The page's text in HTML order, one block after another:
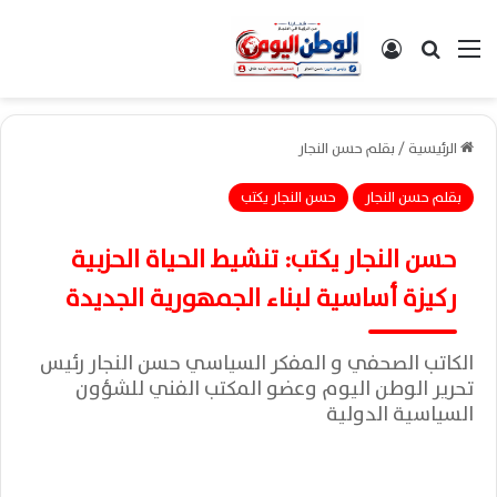
القائمةبحث عن تسجيل الدخول
الرئيسية/بقلم حسن النجار
بقلم حسن النجار
حسن النجار يكتب
حسن النجار يكتب: تنشيط الحياة الحزبية
ركيزة أساسية لبناء الجمهورية الجديدة
الكاتب الصحفي و المفكر السياسي حسن النجار رئيس
تحرير الوطن اليوم وعضو المكتب الفني للشؤون
السياسية الدولية